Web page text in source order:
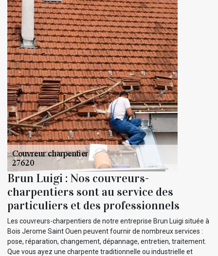
Brun Luigi : Nos couvreurs-
charpentiers sont au service des
particuliers et des professionnels
Les couvreurs-charpentiers de notre entreprise Brun Luigi située à
Bois Jerome Saint Ouen peuvent fournir de nombreux services :
pose, réparation, changement, dépannage, entretien, traitement.
Que vous ayez une charpente traditionnelle ou industrielle et